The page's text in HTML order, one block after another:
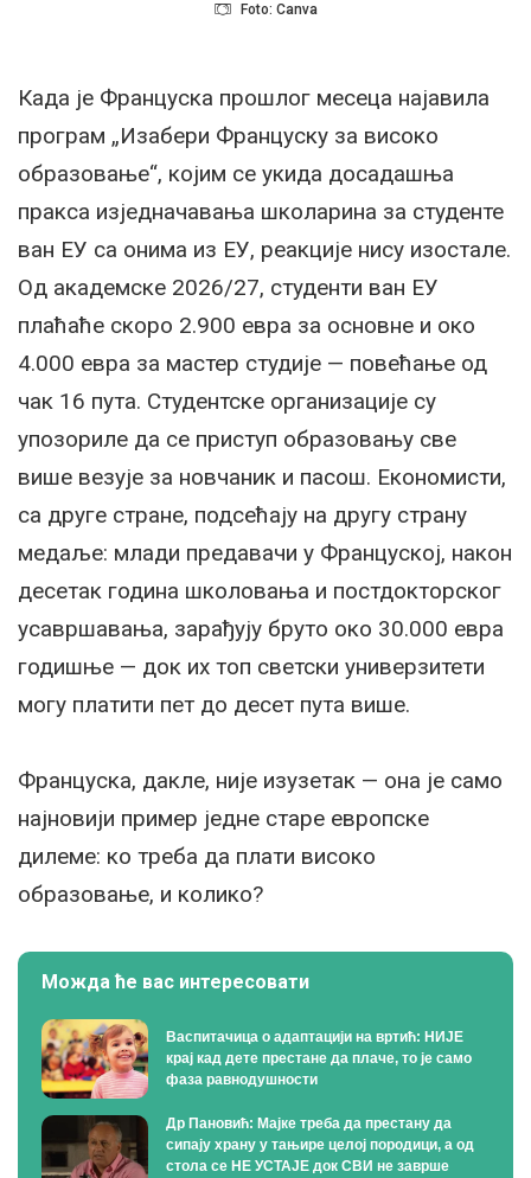
Foto: Canva
Када је Француска прошлог месеца најавила
програм „Изабери Француску за високо
образовање“, којим се укида досадашња
пракса изједначавања школарина за студенте
ван ЕУ са онима из ЕУ, реакције нису изостале.
Од академске 2026/27, студенти ван ЕУ
плаћаће скоро 2.900 евра за основне и око
4.000 евра за мастер студије — повећање од
чак 16 пута. Студентске организације су
упозориле да се приступ образовању све
више везује за новчаник и пасош. Економисти,
са друге стране, подсећају на другу страну
медаље: млади предавачи у Француској, након
десетак година школовања и постдокторског
усавршавања, зарађују бруто око 30.000 евра
годишње — док их топ светски универзитети
могу платити пет до десет пута више.
Француска, дакле, није изузетак — она је само
најновији пример једне старе европске
дилеме: ко треба да плати високо
образовање, и колико?
Можда ће вас интересовати
Васпитачица о адаптацији на вртић: НИЈЕ
крај кад дете престане да плаче, то је само
фаза равнодушности
Др Пановић: Мајке треба да престану да
сипају храну у тањире целој породици, а од
стола се НЕ УСТАЈЕ док СВИ не заврше